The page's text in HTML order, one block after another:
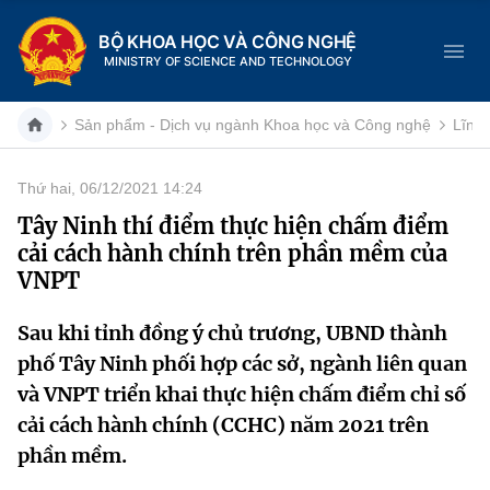
BỘ KHOA HỌC VÀ CÔNG NGHỆ
MINISTRY OF SCIENCE AND TECHNOLOGY
Danh mục
Trang chủ
Chức năng nhiệm vụ
Cơ cấu tổ chức
Lịch sử phát triển
Tin tức sự kiện
Khoa học và Công nghệ
Đổi mới sáng tạo
Dịch vụ công
Hệ thống văn bản
Sản phẩm - Dịch vụ ngành Khoa học và Công nghệ Lĩnh
Thứ hai, 06/12/2021 14:24
Tây Ninh thí điểm thực hiện chấm điểm
cải cách hành chính trên phần mềm của
VNPT
Sau khi tỉnh đồng ý chủ trương, UBND thành
phố Tây Ninh phối hợp các sở, ngành liên quan
và VNPT triển khai thực hiện chấm điểm chỉ số
cải cách hành chính (CCHC) năm 2021 trên
phần mềm.